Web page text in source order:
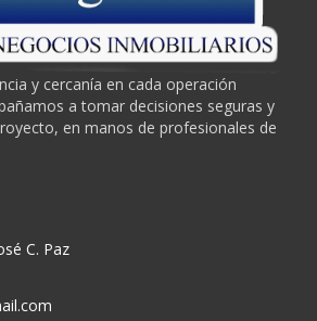
y cercanía en cada operación
a tomar decisiones seguras y
en manos de profesionales de
C. Paz